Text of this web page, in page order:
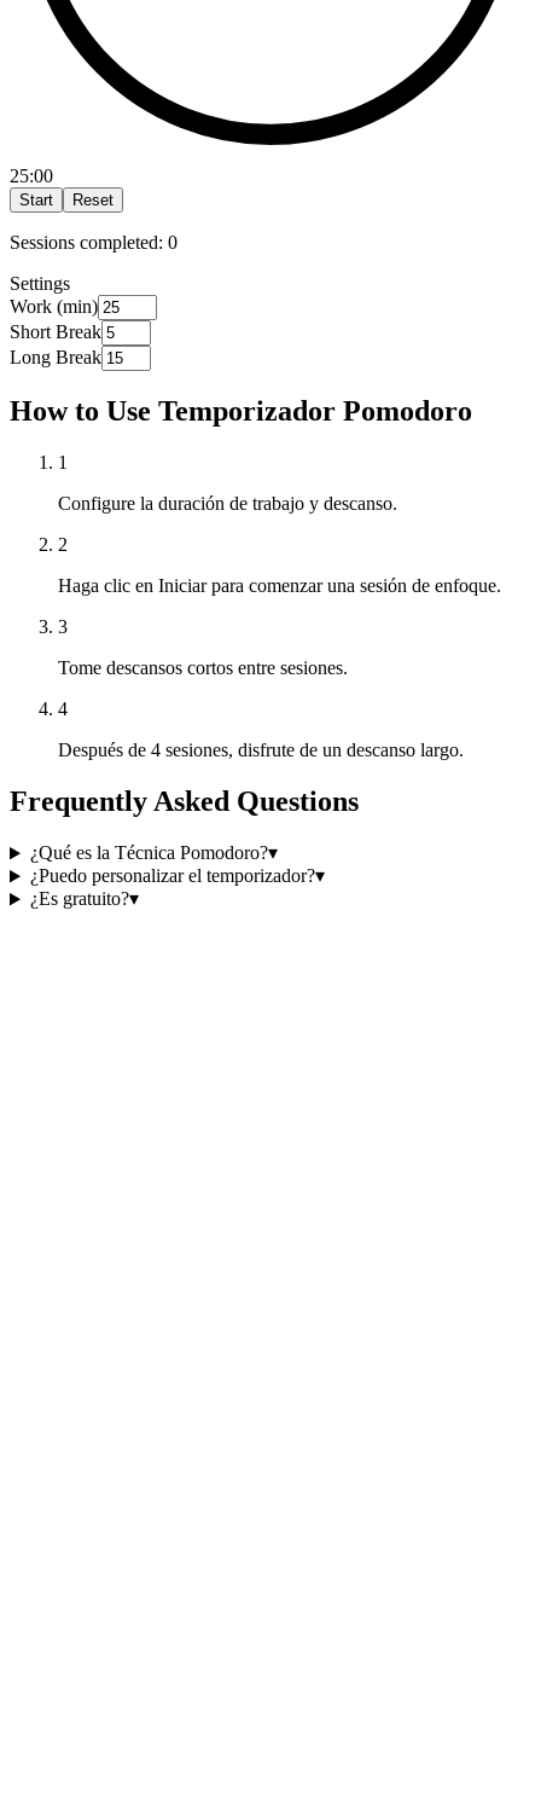
25:00
Start Reset
Sessions completed: 0
Settings
Work (min)
Short Break
Long Break
How to Use Temporizador Pomodoro
1
Configure la duración de trabajo y descanso.
2
Haga clic en Iniciar para comenzar una sesión de enfoque.
3
Tome descansos cortos entre sesiones.
4
Después de 4 sesiones, disfrute de un descanso largo.
Frequently Asked Questions
¿Qué es la Técnica Pomodoro?▾
¿Puedo personalizar el temporizador?▾
¿Es gratuito?▾